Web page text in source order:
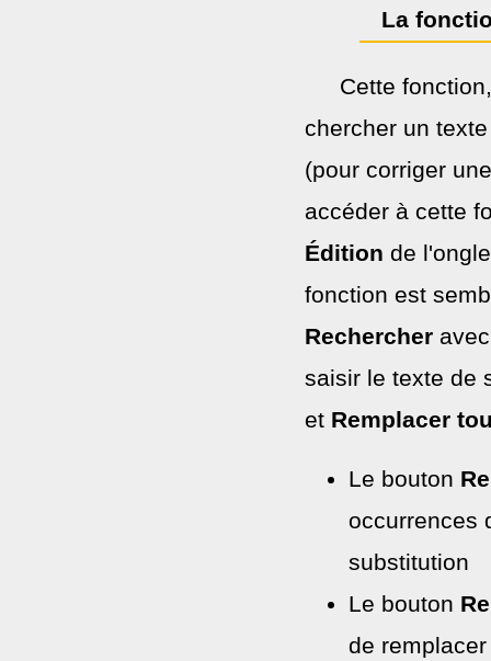
La
Cette
chercher un
(pour corriger
accéder à cette
Édition de
fonction est
Rechercher
saisir le texte de
et Remplacer
Le bouton
occurrences
substitution
Le bouton
de